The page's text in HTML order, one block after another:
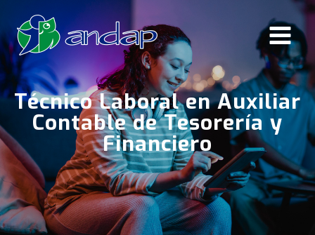
contenido
Técnico Laboral en Auxiliar
Contable de Tesorería y
Financiero